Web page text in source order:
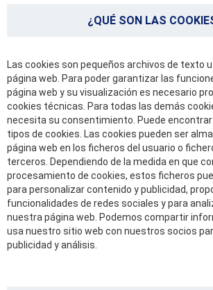
¿QUÉ SON LAS
Las cookies son pequeños archivos de texto
página web. Para poder garantizar las
página web y su visualización es necesario
cookies técnicas. Para todas las demás
necesita su consentimiento. Puede
tipos de cookies. Las cookies pueden ser
página web en los ficheros del usuario o
terceros. Dependiendo de la medida en que
procesamiento de cookies, estos ficheros
para personalizar contenido y publicidad,
funcionalidades de redes sociales y para
nuestra página web. Podemos compartir
usa nuestro sitio web con nuestros socios
publicidad y análisis.